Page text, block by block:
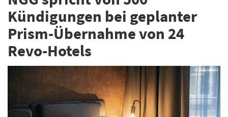
Kündigungen bei geplanter
Prism-Übernahme von 24
Revo-Hotels